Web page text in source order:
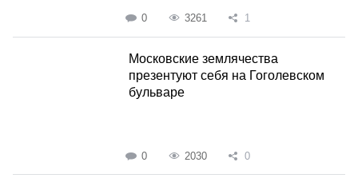
0 3261 1
Московские землячества
презентуют себя на Гоголевском
бульваре
0 2030 0